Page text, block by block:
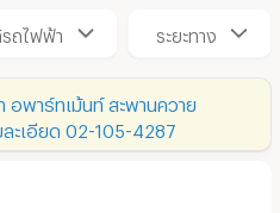
รถไฟฟ้า ระยะทาง
อพาร์ทเม้นท์ สะพานควาย
ละเอียด 02-105-4287